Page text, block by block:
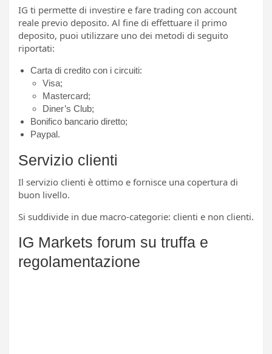
IG ti permette di investire e fare trading con account
reale previo deposito. Al fine di effettuare il primo
deposito, puoi utilizzare uno dei metodi di seguito
riportati:
Carta di credito con i circuiti:
Visa;
Mastercard;
Diner’s Club;
Bonifico bancario diretto;
Paypal.
Servizio clienti
Il servizio clienti è ottimo e fornisce una copertura di
buon livello.
Si suddivide in due macro-categorie: clienti e non clienti.
IG Markets forum su truffa e
regolamentazione